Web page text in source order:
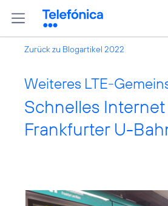
Zurück zu Blogartikel 2022
Weiteres LTE-
Schnelles
Frankfurter U-